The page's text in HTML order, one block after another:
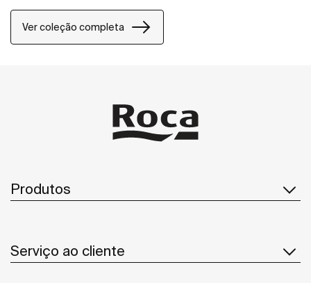
duche, mas o design pode ser alterado adicionando
uma grelha Mosaico ou Tijolo.
Ver coleção completa
Produtos
Serviço ao cliente